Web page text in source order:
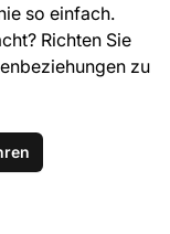
so einfach.
Richten Sie
zu